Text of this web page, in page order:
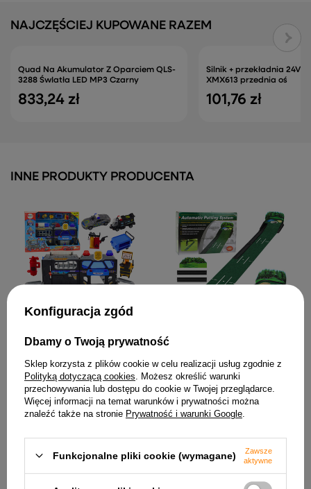
NAJCZĘŚCIEJ KUPOWANE RAZEM
Quad Na Akumulator Z Oparciem QLS-
3288 ŚwIatła LED MP3 Czarny
833,24 zł
Silnik + przekładnia 24V
XMX613 przednia oś
101,76 zł
INNE PRODUKTY PRODUCENTA
Garaż W Walizce Policja
97,78 zł
146,26 zł
Konfiguracja zgód
Dbamy o Twoją prywatność
Sklep korzysta z plików cookie w celu realizacji usług zgodnie z
Polityką dotyczącą cookies . Możesz określić warunki
przechowywania lub dostępu do cookie w Twojej przeglądarce.
Więcej informacji na temat warunków i prywatności można
znaleźć także na stronie Prywatność i warunki Google
Funkcjonalne pliki cookie (wymagane)
Zawsze
aktywne